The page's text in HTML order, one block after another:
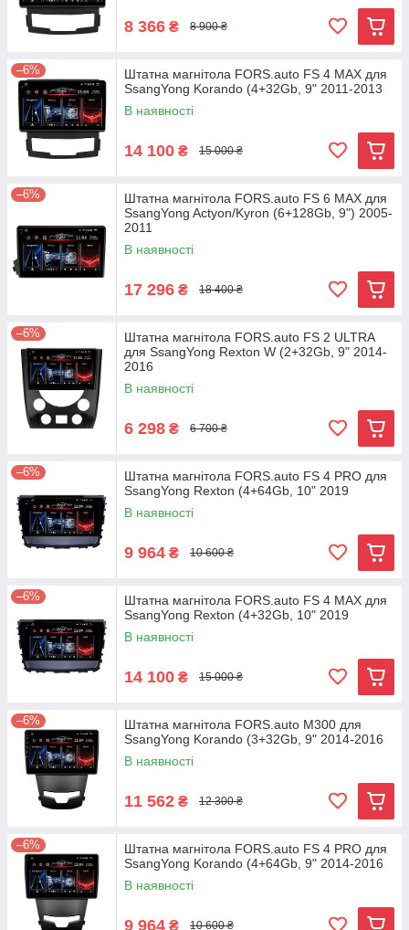
8 366 ₴ 8 900 ₴
–6%
Штатна магнітола FORS.auto FS 4 MAX для
SsangYong Korando (4+32Gb, 9" 2011-2013
В наявності
14 100 ₴ 15 000 ₴
–6%
Штатна магнітола FORS.auto FS 6 MAX для
SsangYong Actyon/Kyron (6+128Gb, 9") 2005-
2011
В наявності
17 296 ₴ 18 400 ₴
–6%
Штатна магнітола FORS.auto FS 2 ULTRA
для SsangYong Rexton W (2+32Gb, 9" 2014-
2016
В наявності
6 298 ₴ 6 700 ₴
–6%
Штатна магнітола FORS.auto FS 4 PRO для
SsangYong Rexton (4+64Gb, 10" 2019
В наявності
9 964 ₴ 10 600 ₴
–6%
Штатна магнітола FORS.auto FS 4 MAX для
SsangYong Rexton (4+32Gb, 10" 2019
В наявності
14 100 ₴ 15 000 ₴
–6%
Штатна магнітола FORS.auto М300 для
SsangYong Korando (3+32Gb, 9" 2014-2016
В наявності
11 562 ₴ 12 300 ₴
–6%
Штатна магнітола FORS.auto FS 4 PRO для
SsangYong Korando (4+64Gb, 9" 2014-2016
В наявності
9 964 ₴ 10 600 ₴